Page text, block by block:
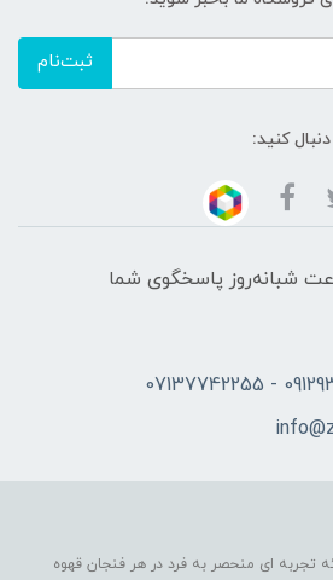
ثبت‌نام
کنید:
هفته ، ۲۴ ساعت شبانه‌روز پاسخگوی شما
تجربه ای منحصر به فرد در هر فنجان قهوه